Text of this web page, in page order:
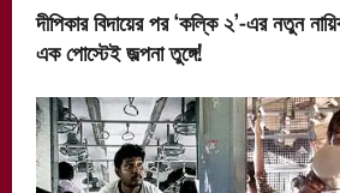
দীপিকার বিদায়ের পর ‘কল্কি ২’-এর নতুন
এক পোস্টেই জল্পনা তুঙ্গে!